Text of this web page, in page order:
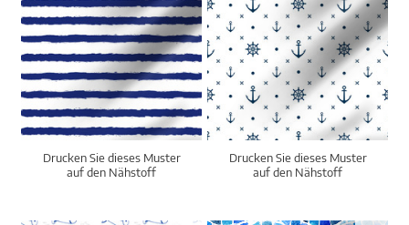
Drucken Sie dieses Muster
auf den Nähstoff
Drucken Sie dieses Muster
auf den Nähstoff